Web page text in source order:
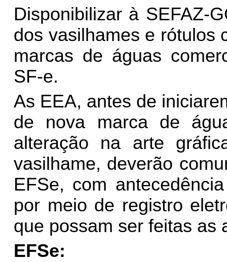
Disponibilizar à SEFAZ-
dos vasilhames e rótulos
marcas de águas
SF-e.
As EEA, antes de
de nova marca de
alteração na arte
vasilhame, deverão
EFSe, com
por meio de registro
que possam ser feitas as
EFSe: